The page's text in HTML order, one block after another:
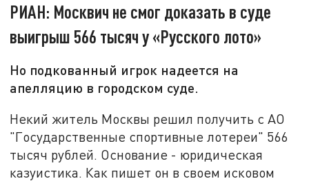
РИАН: Москвич не смог доказать в суде
выигрыш 566 тысяч у «Русского лото»
Но подкованный игрок надеется на
апелляцию в городском суде.
Некий житель Москвы решил получить с АО
"Государственные спортивные лотереи" 566
тысяч рублей. Основание - юридическая
казуистика. Как пишет он в своем исковом